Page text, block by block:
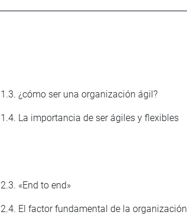
1.3. ¿cómo ser una organización ágil?
1.4. La importancia de ser ágiles y flexibles
2.3. «End to end»
2.4. El factor fundamental de la organización